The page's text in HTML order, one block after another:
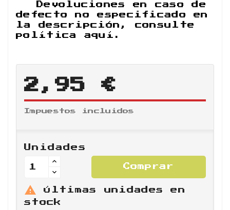
Devoluciones en caso de
defecto no especificado en
la descripción, consulte
política aquí.
2,95 €
Impuestos incluidos
Unidades
Comprar

Últimas unidades en
stock